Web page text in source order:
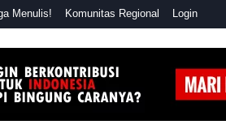
Menulis! Komunitas Regional Login